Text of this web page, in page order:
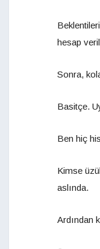
hesap
Sonra,
Basitçe.
Ben hiç
Kimse
aslında.
Ardından